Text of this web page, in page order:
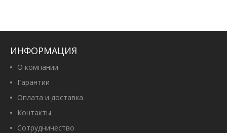
ИНФОРМАЦИЯ
О компании
Гарантии
Оплата и доставка
Контакты
Сотрудничество